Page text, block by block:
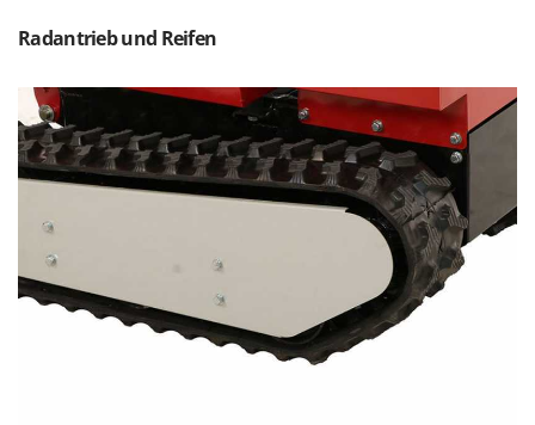
Partisani
Philips
Pramac
Prismafood
Reber
Radantrieb und Reifen